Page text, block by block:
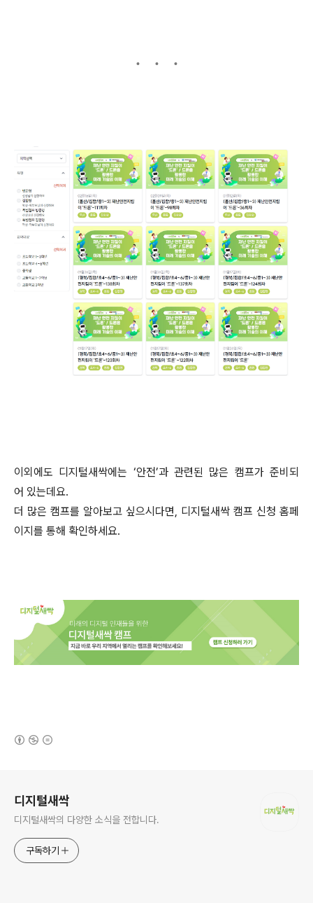
이외에도 디지털새싹에는 ‘안전’과 관련된 많은 캠프가 준비되
어 있는데요.
더 많은 캠프를 알아보고 싶으시다면, 디지털새싹 캠프 신청 홈페
이지를 통해 확인하세요.
디지털새싹
디지털새싹의 다양한 소식을 전합니다.
구독하기